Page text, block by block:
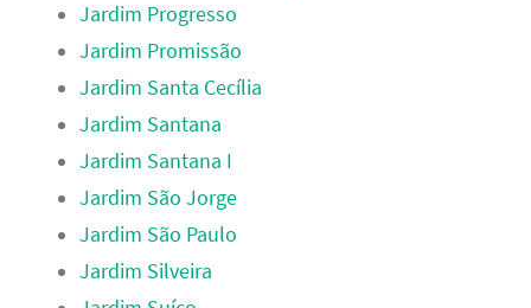
Jardim Progresso
Jardim Promissão
Jardim Santa Cecília
Jardim Santana
Jardim Santana I
Jardim São Jorge
Jardim São Paulo
Jardim Silveira